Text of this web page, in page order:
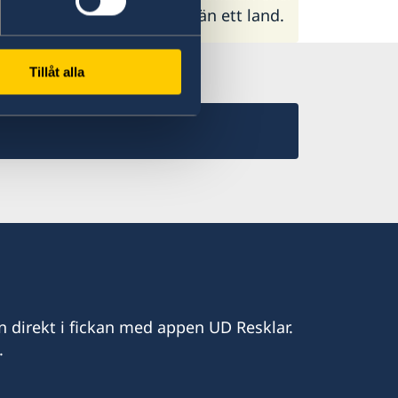
Tillåt alla
du är medborgare i mer än ett land.
i fickan med appen UD Resklar.